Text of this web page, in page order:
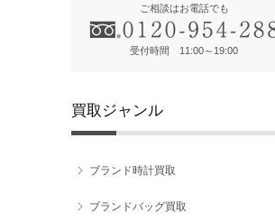
ご相談はお電話でも
受付時間 11:00～19:00
買取ジャンル
ブランド時計買取
ブランドバッグ買取